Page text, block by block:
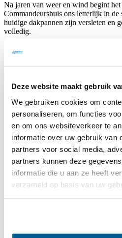
Deze website maakt gebruik
We gebruiken cookies om
personaliseren, om functies
en om ons websiteverkeer te
informatie over uw gebruik van
partners voor social media,
partners kunnen deze
informatie die u aan ze heeft
verzameld op basis van uw
Na jaren van weer en wind begint
Commandeurshuis ons letterlijk in de
huidige dakpannen zijn versleten en
volledig.
Doneer hier
Voorlezen
Home Cruyff Foundation